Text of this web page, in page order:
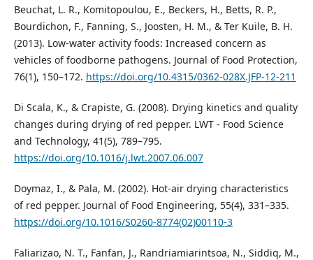
Beuchat, L. R., Komitopoulou, E., Beckers, H., Betts, R. P.,
Bourdichon, F., Fanning, S., Joosten, H. M., & Ter Kuile, B. H.
(2013). Low-water activity foods: Increased concern as
vehicles of foodborne pathogens. Journal of Food Protection,
76(1), 150–172. https://doi.org/10.4315/0362-028X.JFP-12-211
Di Scala, K., & Crapiste, G. (2008). Drying kinetics and quality
changes during drying of red pepper. LWT - Food Science
and Technology, 41(5), 789–795.
https://doi.org/10.1016/j.lwt.2007.06.007
Doymaz, I., & Pala, M. (2002). Hot-air drying characteristics
of red pepper. Journal of Food Engineering, 55(4), 331–335.
https://doi.org/10.1016/S0260-8774(02)00110-3
Faliarizao, N. T., Fanfan, J., Randriamiarintsoa, N., Siddiq, M.,